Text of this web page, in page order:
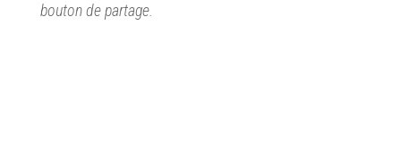
bouton de partage.